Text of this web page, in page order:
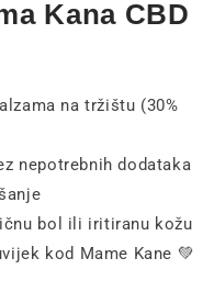
Kana CBD
na tržištu (30%
nepotrebnih dodataka
bol ili iritiranu kožu
kod Mame Kane 💚